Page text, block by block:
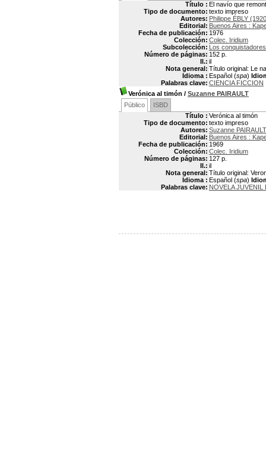
Título : El navío que
Tipo de documento: texto impreso
Autores: Philippe ÉBLY
Editorial: Buenos Aires :
Fecha de publicación: 1976
Colección: Colec. Iridium
Subcolección: Los
Número de páginas: 152 p.
Il.: il
Nota general: Título original: Le
Idioma : Español (spa)
Palabras clave: CIENCIA FICCION
Verónica al timón / Suzanne PAIRAULT
Público
ISBD
Título : Verónica al timón
Tipo de documento: texto impreso
Autores: Suzanne PAIRAULT
Editorial: Buenos Aires :
Fecha de publicación: 1969
Colección: Colec. Iridium
Número de páginas: 127 p.
Il.: il
Nota general: Título original:
Idioma : Español (spa)
Palabras clave: NOVELA JUVENIL